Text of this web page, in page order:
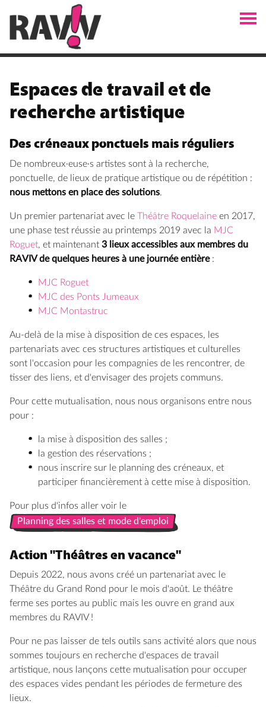
Espaces de travail et de
recherche artistique
Des créneaux ponctuels mais réguliers
De nombreux·euse·s artistes sont à la recherche,
ponctuelle, de lieux de pratique artistique ou de répétition :
nous mettons en place des solutions.
Un premier partenariat avec le Théâtre Roquelaine en 2017,
une phase test réussie au printemps 2019 avec la MJC
Roguet, et maintenant 3 lieux accessibles aux membres du
RAVIV de quelques heures à une journée entière:
MJC Roguet
MJC des Ponts Jumeaux
MJC Montastruc
Au-delà de la mise à disposition de ces espaces, les
partenariats avec ces structures artistiques et culturelles
sont l'occasion pour les compagnies de les rencontrer, de
tisser des liens, et d'envisager des projets communs.
Pour cette mutualisation, nous nous organisons entre nous
pour :
la mise à disposition des salles ;
la gestion des réservations ;
nous inscrire sur le planning des créneaux, et
participer financièrement à cette mise à disposition.
Pour plus d'infos aller voir le
Planning des salles et mode d'emploi
Planning des salles et mode d'emploi
Action "Théâtres en vacance"
Depuis 2022, nous avons créé un partenariat avec le
Théâtre du Grand Rond pour le mois d'août. Le théâtre
ferme ses portes au public mais les ouvre en grand aux
membres du RAVIV !
Pour ne pas laisser de tels outils sans activité alors que nous
sommes toujours en recherche d'espaces de travail
artistique, nous lançons cette mutualisation pour occuper
des espaces vides pendant les périodes de fermeture des
lieux.